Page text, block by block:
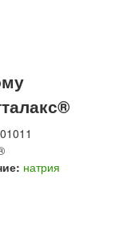
натрия